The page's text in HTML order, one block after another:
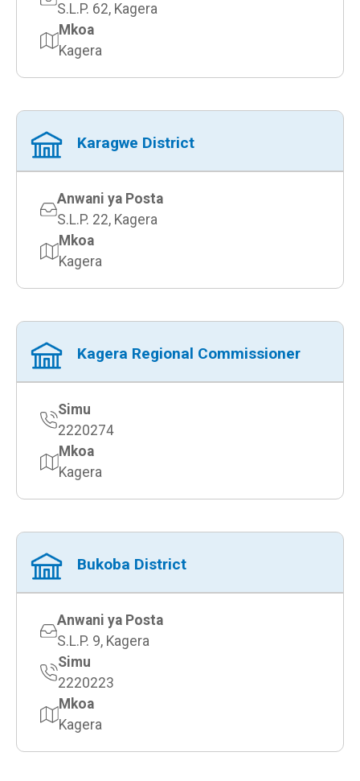
S.L.P. 62, Kagera
Mkoa
Kagera
Karagwe District
Anwani ya Posta
S.L.P. 22, Kagera
Mkoa
Kagera
Kagera Regional Commissioner
Simu
2220274
Mkoa
Kagera
Bukoba District
Anwani ya Posta
S.L.P. 9, Kagera
Simu
2220223
Mkoa
Kagera